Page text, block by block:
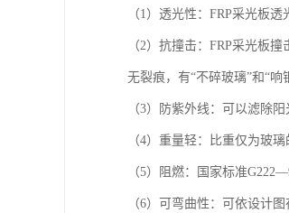
（1）透光性：FRP采光板
（2）抗撞击：FRP采光板
无裂痕，有“不碎玻璃”和“响
（3）防紫外线：可以滤除
（4）重量轻：比重仅为玻
（5）阻燃：国家标准
（6）可弯曲性：可依设计